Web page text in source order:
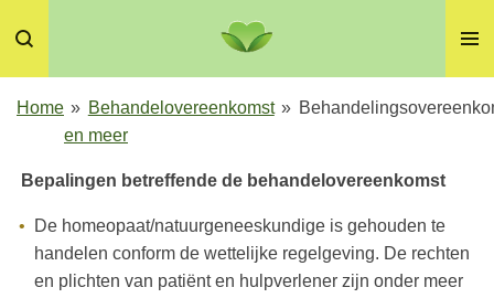
direct
naar
de
hoofdinhoud
Home » Behandelovereenkomst
en meer
»
Bepalingen betreffende de behandelovereenkomst
De homeopaat/natuurgeneeskundige is gehouden te
handelen conform de wettelijke regelgeving. De rechten
en plichten van patiënt en hulpverlener zijn onder meer